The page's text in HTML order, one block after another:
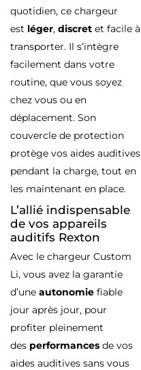
quotidien, ce chargeur
est léger, discret et facile à
transporter. Il s’intègre
facilement dans votre
routine, que vous soyez
chez vous ou en
déplacement. Son
couvercle de protection
protège vos aides auditives
pendant la charge, tout en
les maintenant en place.
L’allié indispensable
de vos appareils
auditifs Rexton
Avec le chargeur Custom
Li, vous avez la garantie
d’une autonomie fiable
jour après jour, pour
profiter pleinement
des performances de vos
aides auditives sans vous